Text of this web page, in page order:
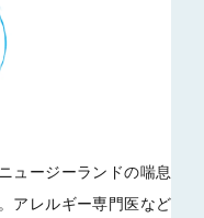
ュージーランドの喘息
アレルギー専門医など